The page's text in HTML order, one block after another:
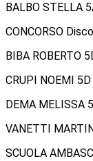
BALBO STELLA
CONCORSO
BIBA ROBERTO
CRUPI NOEMI
DEMA MELISSA
VANETTI
SCUOLA